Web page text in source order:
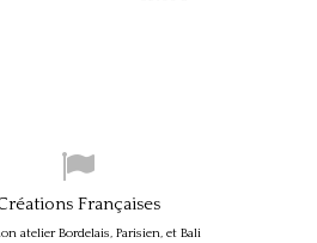
Françaises
atelier Bordelais, Parisien, et Bali